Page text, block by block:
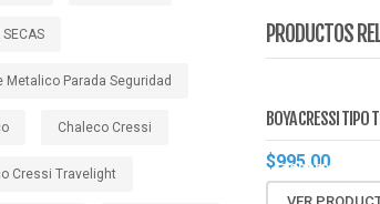
PRODUCTOS
TORPEDO
BOYA CRESSI TIPO
$995.00
SECAS
Metalico Parada Seguridad
Chaleco Cressi
Cressi Travelight